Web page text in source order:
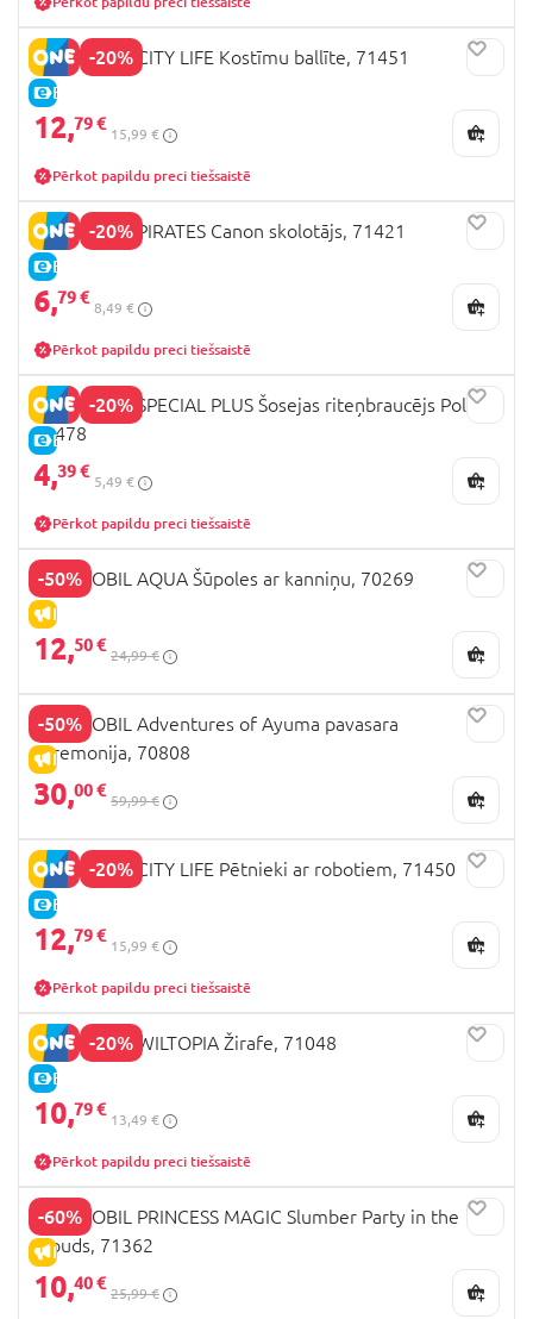
-20%
E-CENA
PLAYMOBIL CITY LIFE Kostīmu ballīte, 71451
12,79 €
15,99 €
Pērkot papildu preci tiešsaistē
-20%
E-CENA
PLAYMOBIL PIRATES Canon skolotājs, 71421
6,79 €
8,49 €
Pērkot papildu preci tiešsaistē
-20%
E-CENA
PLAYMOBIL SPECIAL PLUS Šosejas riteņbraucējs Pols,
71478
4,39 €
5,49 €
Pērkot papildu preci tiešsaistē
-50%
IZPĀRDOŠANA
PLAYMOBIL AQUA Šūpoles ar kanniņu, 70269
12,50 €
24,99 €
-50%
IZPĀRDOŠANA
PLAYMOBIL Adventures of Ayuma pavasara
ceremonija, 70808
30,00 €
59,99 €
-20%
E-CENA
PLAYMOBIL CITY LIFE Pētnieki ar robotiem, 71450
12,79 €
15,99 €
Pērkot papildu preci tiešsaistē
-20%
E-CENA
PLAYMOBIL WILTOPIA Žirafe, 71048
10,79 €
13,49 €
Pērkot papildu preci tiešsaistē
-60%
IZPĀRDOŠANA
PLAYMOBIL PRINCESS MAGIC Slumber Party in the
Clouds, 71362
10,40 €
25,99 €